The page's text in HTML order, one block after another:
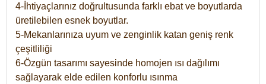
4-İhtiyaçlarınız doğrultusunda farklı ebat ve boyutlarda
üretilebilen esnek boyutlar.
5-Mekanlarınıza uyum ve zenginlik katan geniş renk
çeşitliliği
6-Özgün tasarımı sayesinde homojen ısı dağılımı
sağlayarak elde edilen konforlu ısınma